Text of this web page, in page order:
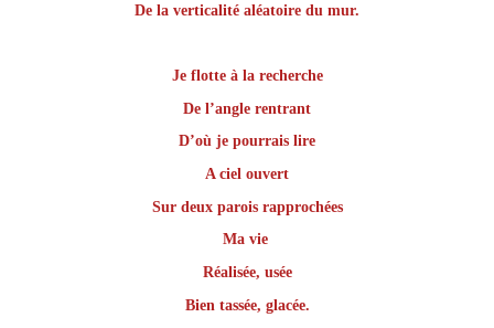
De la verticalité aléatoire du mur.
Je flotte à la recherche
De l’angle rentrant
D’où je pourrais lire
A ciel ouvert
Sur deux parois rapprochées
Ma vie
Réalisée, usée
Bien tassée, glacée.